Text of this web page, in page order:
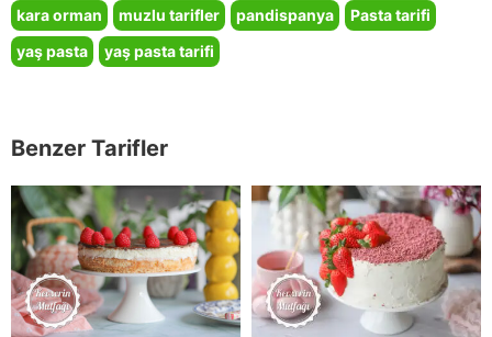
kara orman muzlu tarifler pandispanya
Pasta tarifi
yaş pasta
yaş pasta tarifi
Benzer Tarifler